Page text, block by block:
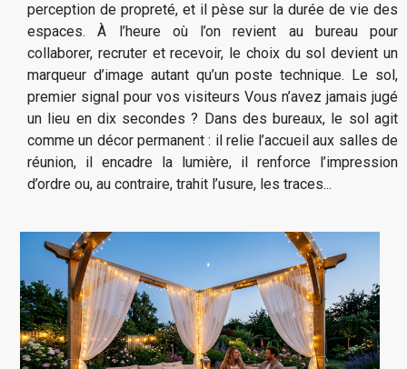
perception de propreté, et il pèse sur la durée de vie des
espaces. À l’heure où l’on revient au bureau pour
collaborer, recruter et recevoir, le choix du sol devient un
marqueur d’image autant qu’un poste technique. Le sol,
premier signal pour vos visiteurs Vous n’avez jamais jugé
un lieu en dix secondes ? Dans des bureaux, le sol agit
comme un décor permanent : il relie l’accueil aux salles de
réunion, il encadre la lumière, il renforce l’impression
d’ordre ou, au contraire, trahit l’usure, les traces...